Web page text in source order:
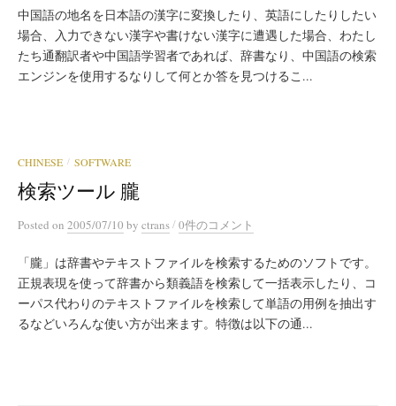
中国語の地名を日本語の漢字に変換したり、英語にしたりしたい
場合、入力できない漢字や書けない漢字に遭遇した場合、わたし
たち通翻訳者や中国語学習者であれば、辞書なり、中国語の検索
エンジンを使用するなりして何とか答を見つけるこ...
CHINESE / SOFTWARE
検索ツール 朧
Posted on 2005/07/10 by ctrans/0件のコメント
「朧」は辞書やテキストファイルを検索するためのソフトです。
正規表現を使って辞書から類義語を検索して一括表示したり、コ
ーパス代わりのテキストファイルを検索して単語の用例を抽出す
るなどいろんな使い方が出来ます。特徴は以下の通...